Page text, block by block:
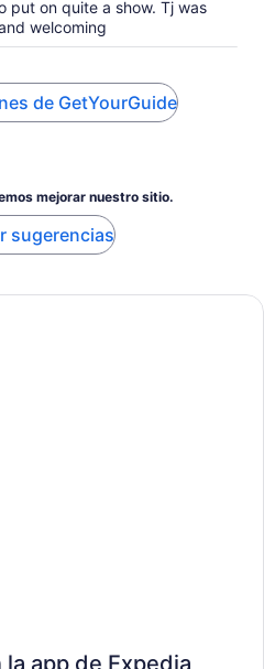
put on quite a show. Tj was
welcoming
de GetYourGuide
mejorar nuestro sitio.
sugerencias
app de Expedia